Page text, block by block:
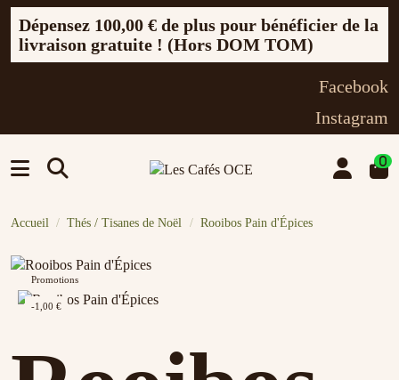
Dépensez 100,00 € de plus pour bénéficier de la
livraison gratuite ! (Hors DOM TOM)
Facebook
Instagram
0
Accueil Thés / Tisanes de Noël Rooibos Pain d'Épices
Promotions
-1,00 €